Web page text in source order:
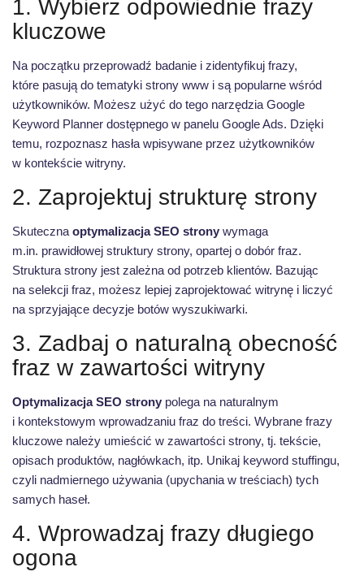
1. Wybierz odpowiednie frazy
kluczowe
Na początku przeprowadź badanie i zidentyfikuj frazy,
które pasują do tematyki strony www i są popularne wśród
użytkowników. Możesz użyć do tego narzędzia Google
Keyword Planner dostępnego w panelu Google Ads. Dzięki
temu, rozpoznasz hasła wpisywane przez użytkowników
w kontekście witryny.
2. Zaprojektuj strukturę strony
Skuteczna optymalizacja SEO strony wymaga
m.in. prawidłowej struktury strony, opartej o dobór fraz.
Struktura strony jest zależna od potrzeb klientów. Bazując
na selekcji fraz, możesz lepiej zaprojektować witrynę i liczyć
na sprzyjające decyzje botów wyszukiwarki.
3. Zadbaj o naturalną obecność
fraz w zawartości witryny
Optymalizacja SEO strony polega na naturalnym
i kontekstowym wprowadzaniu fraz do treści. Wybrane frazy
kluczowe należy umieścić w zawartości strony, tj. tekście,
opisach produktów, nagłówkach, itp. Unikaj keyword stuffingu,
czyli nadmiernego używania (upychania w treściach) tych
samych haseł.
4. Wprowadzaj frazy długiego
ogona